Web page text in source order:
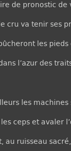
de pronostic de
cru va tenir ses
les pieds
l’azur des
les machines
ceps et avaler
au ruisseau sacré,